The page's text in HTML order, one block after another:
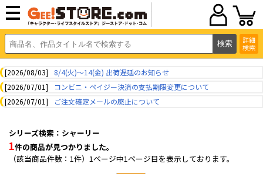
詳細
検索
[2026/08/03]
8/4(火)～14(金) 出荷遅延のお知らせ
[2026/07/01]
コンビニ・ペイジー決済の支払期限変更について
[2026/07/01]
ご注文確定メールの廃止について
シリーズ検索：シャーリー
1件の商品が見つかりました。
（該当商品件数：1件）1ページ中1ページ目を表示しております。